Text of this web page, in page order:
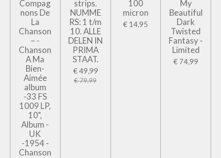
Compag
nons De
La
Chanson
– -
Chanson
A Ma
Bien-
Aimée
album
-33 FS
1009 LP,
10",
Album -
UK
-1954 -
Chanson
strips.
NUMME
RS: 1 t/m
10. ALLE
DELEN IN
PRIMA
STAAT.
€ 49,99
€ 79,99
100
micron
€ 14,95
My
Beautiful
Dark
Twisted
Fantasy -
Limited
€ 74,99